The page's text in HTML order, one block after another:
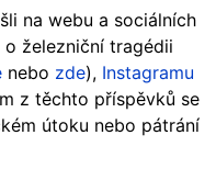
na webu a sociálních
železniční tragédii
nebo zde), Instagramu
z těchto příspěvků se
útoku nebo pátrání